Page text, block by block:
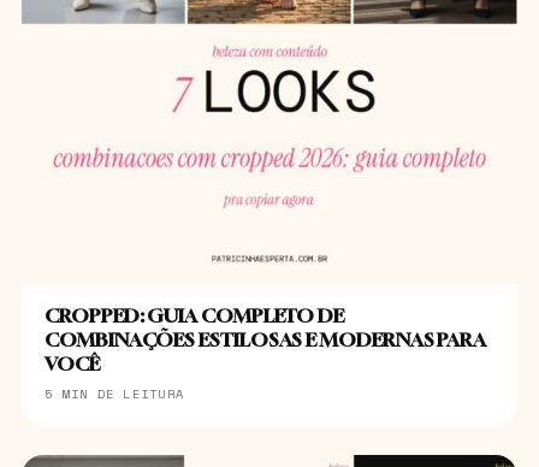
CROPPED: GUIA COMPLETO DE
COMBINAÇÕES ESTILOSAS E MODERNAS PARA
VOCÊ
5 MIN DE LEITURA